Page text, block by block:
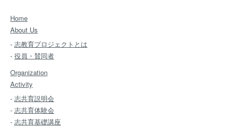
Home
About Us
- 志教育プロジェクトとは
- 役員・賛同者
Organization
Activity
- 志共育説明会
- 志共育体験会
- 志共育基礎講座